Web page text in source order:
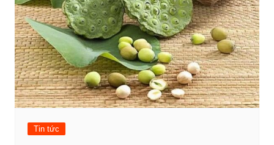
Tin tức